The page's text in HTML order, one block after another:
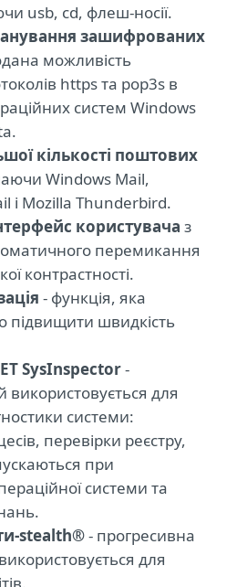
usb, cd, флеш-носії.
зашифрованих
можливість
https та pop3s в
систем Windows
кількості поштових
Windows Mail,
і Mozilla Thunderbird.
користувача з
перемикання
контрастності.
- функція, яка
підвищити швидкість
SysInspector-
використовується для
системи:
перевірки реєстру,
при
системи та
stealth®- прогресивна
для